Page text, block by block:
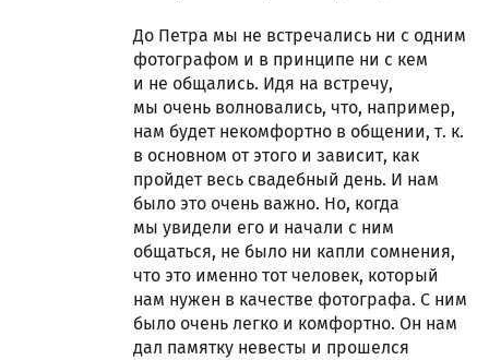
До Петра мы не встречались ни с одним
фотографом и в принципе ни с кем
и не общались. Идя на встречу,
мы очень волновались, что, например,
нам будет некомфортно в общении, т. к.
в основном от этого и зависит, как
пройдет весь свадебный день. И нам
было это очень важно. Но, когда
мы увидели его и начали с ним
общаться, не было ни капли сомнения,
что это именно тот человек, который
нам нужен в качестве фотографа. С ним
было очень легко и комфортно. Он нам
дал памятку невесты и прошелся